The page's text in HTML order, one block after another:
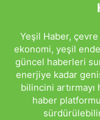
Yeşil Haber,
ekonomi, yeşil
güncel haberleri
enerjiye kadar
bilincini
haber